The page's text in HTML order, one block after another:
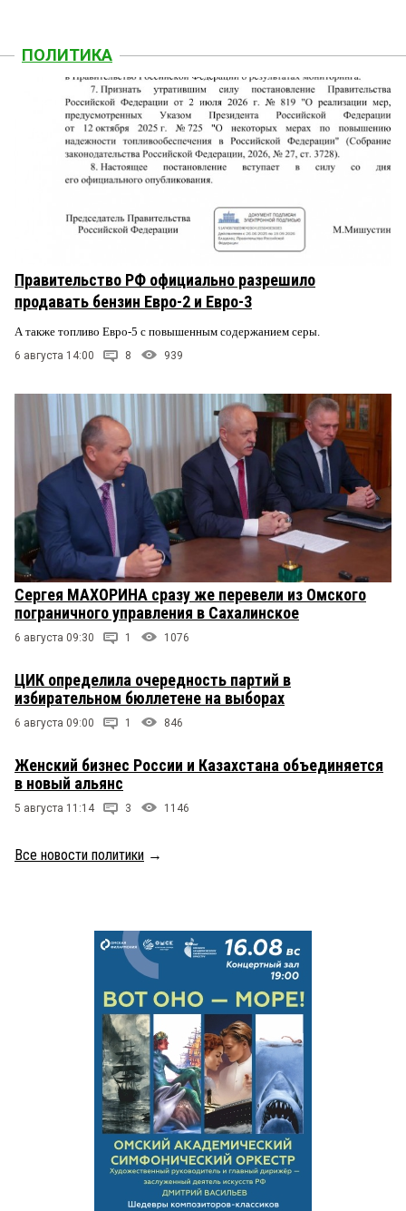
ПОЛИТИКА
Правительство РФ официально разрешило
продавать бензин Евро-2 и Евро-3
А также топливо Евро-5 с повышенным содержанием серы.
6 августа 14:00 8 939
Сергея МАХОРИНА сразу же перевели из Омского
пограничного управления в Сахалинское
6 августа 09:30 1 1076
ЦИК определила очередность партий в
избирательном бюллетене на выборах
6 августа 09:00 1 846
Женский бизнес России и Казахстана объединяется
в новый альянс
5 августа 11:14 3 1146
Все новости политики →